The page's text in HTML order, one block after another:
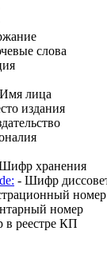
слова
лица
издания
хранения
- Шифр
номер
номер
в реестре КП